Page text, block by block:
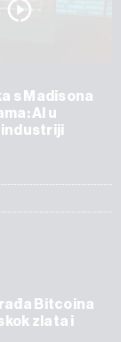
s Madisona
AI u
Bitcoina
zlata i